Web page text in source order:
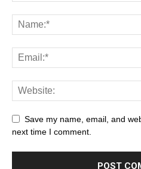
Save my name, email, and
next time I comment.